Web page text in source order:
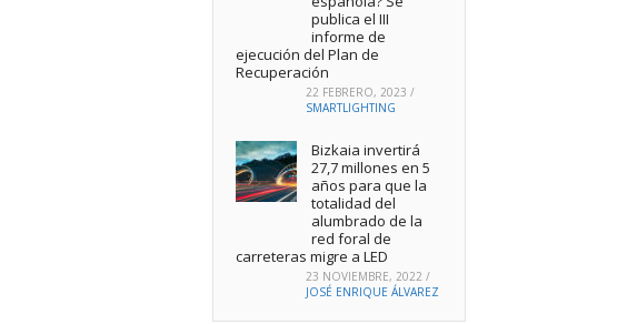
publica el III
informe de
ejecución del Plan de
Recuperación
22 FEBRERO, 2023 /
SMARTLIGHTING
Bizkaia invertirá
27,7 millones en 5
años para que la
totalidad del
alumbrado de la
red foral de
carreteras migre a LED
23 NOVIEMBRE, 2022 /
JOSÉ ENRIQUE ÁLVAREZ